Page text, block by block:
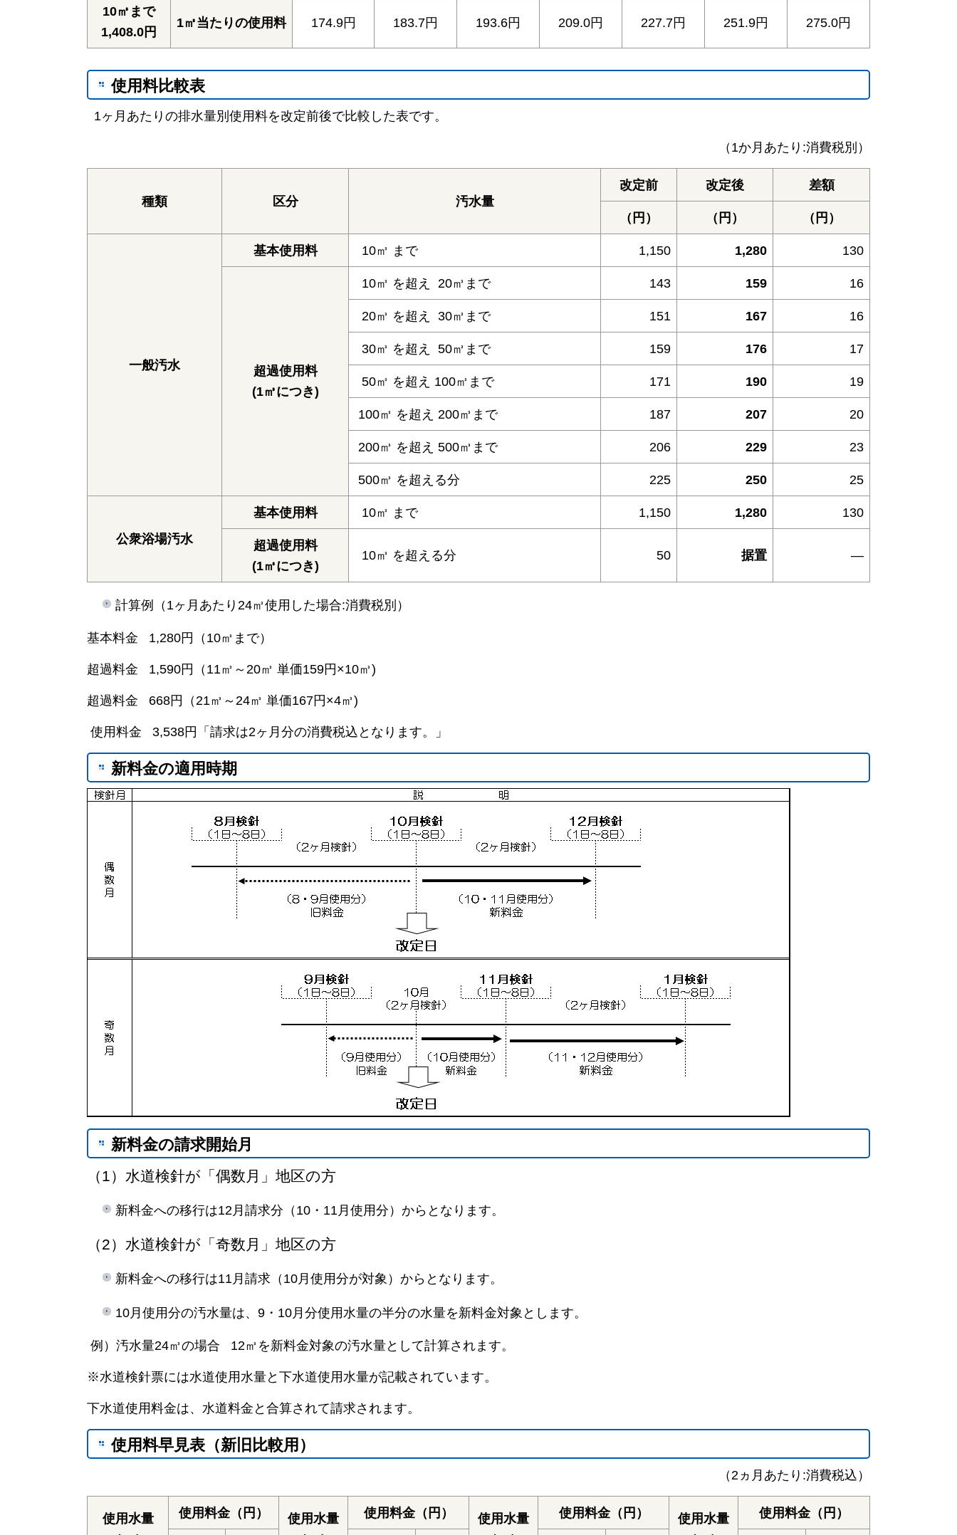
10㎥まで
1,408.0円
1㎥当たりの使用料 174.9円 183.7円 193.6円 209.0円 227.7円 251.9円 275.0円
使用料比較表
1ヶ月あたりの排水量別使用料を改定前後で比較した表です。
（1か月あたり:消費税別）
種類 区分 汚水量
改定前 改定後 差額
（円） （円） （円）
一般汚水
基本使用料 10㎥ まで 1,150 1,280 130
超過使用料
(1㎥につき)
10㎥ を超え 20㎥まで 143 159 16
20㎥ を超え 30㎥まで 151 167 16
30㎥ を超え 50㎥まで 159 176 17
50㎥ を超え 100㎥まで 171 190 19
100㎥ を超え 200㎥まで 187 207 20
200㎥ を超え 500㎥まで 206 229 23
500㎥ を超える分 225 250 25
公衆浴場汚水
基本使用料 10㎥ まで 1,150 1,280 130
超過使用料
(1㎥につき)
10㎥ を超える分 50 据置 ―
計算例（1ヶ月あたり24㎥使用した場合:消費税別）
基本料金 1,280円（10㎥まで）
超過料金 1,590円（11㎥～20㎥ 単価159円×10㎥)
超過料金 668円（21㎥～24㎥ 単価167円×4㎥)
使用料金 3,538円「請求は2ヶ月分の消費税込となります。」
新料金の適用時期
新料金の請求開始月
（1）水道検針が「偶数月」地区の方
新料金への移行は12月請求分（10・11月使用分）からとなります。
（2）水道検針が「奇数月」地区の方
新料金への移行は11月請求（10月使用分が対象）からとなります。
10月使用分の汚水量は、9・10月分使用水量の半分の水量を新料金対象とします。
例）汚水量24㎥の場合 12㎥を新料金対象の汚水量として計算されます。
※水道検針票には水道使用水量と下水道使用水量が記載されています。
下水道使用料金は、水道料金と合算されて請求されます。
使用料早見表（新旧比較用）
（2ヵ月あたり:消費税込）
使用水量
使用料金（円）
使用水量
使用料金（円）
使用水量
使用料金（円）
使用水量
使用料金（円）